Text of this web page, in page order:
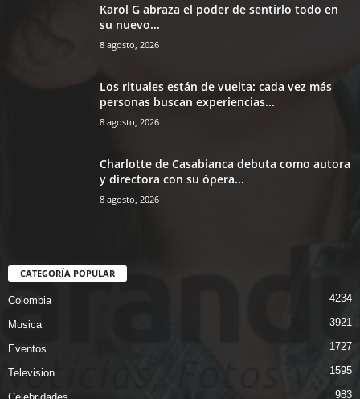
Karol G abraza el poder de sentirlo todo en
su nuevo...
8 agosto, 2026
Los rituales están de vuelta: cada vez más
personas buscan experiencias...
8 agosto, 2026
Charlotte de Casabianca debuta como autora
y directora con su ópera...
8 agosto, 2026
CATEGORÍA POPULAR
Colombia 4234
Musica 3921
Eventos 1727
Television 1595
983